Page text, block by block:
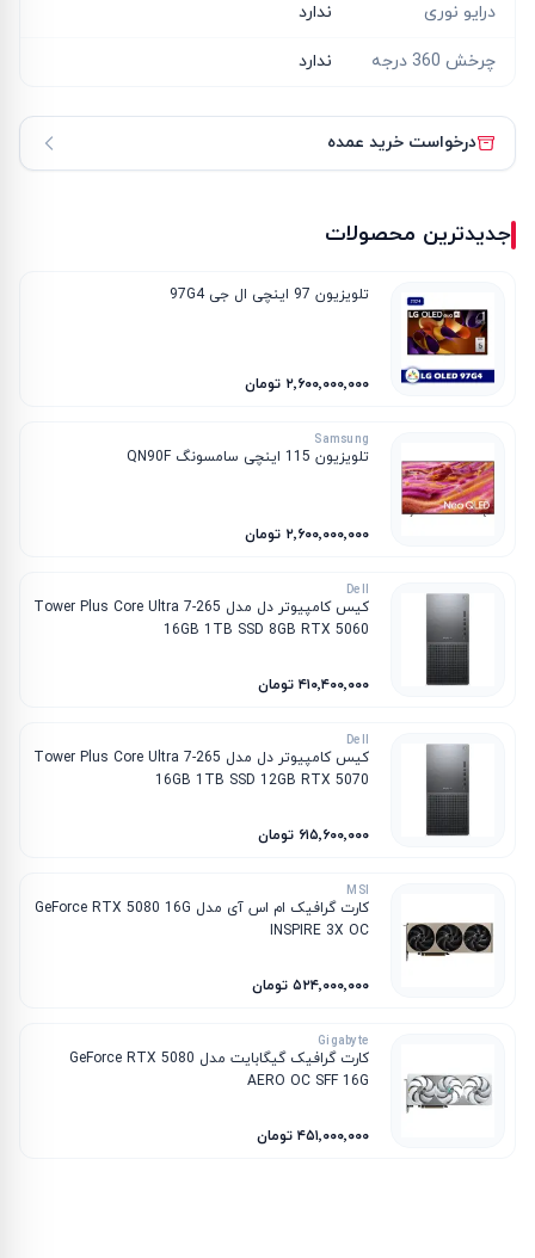
درایو نوری ندارد
چرخش 360 درجه ندارد
درخواست خرید عمده
جدیدترین محصولات
تلویزیون 97 اینچی ال جی 97G4
۲٬۶۰۰٬۰۰۰٬۰۰۰ تومان
Samsung
تلویزیون 115 اینچی سامسونگ QN90F
۲٬۶۰۰٬۰۰۰٬۰۰۰ تومان
Dell
کیس کامپیوتر دل مدل Tower Plus Core Ultra 7-265
16GB 1TB SSD 8GB RTX 5060
۴۱۰٬۴۰۰٬۰۰۰ تومان
Dell
کیس کامپیوتر دل مدل Tower Plus Core Ultra 7-265
16GB 1TB SSD 12GB RTX 5070
۶۱۵٬۶۰۰٬۰۰۰ تومان
MSI
کارت گرافیک ام‌ اس‌ آی مدل GeForce RTX 5080 16G
INSPIRE 3X OC
۵۲۴٬۰۰۰٬۰۰۰ تومان
Gigabyte
کارت گرافیک گیگابایت مدل GeForce RTX 5080
AERO OC SFF 16G
۴۵۱٬۰۰۰٬۰۰۰ تومان